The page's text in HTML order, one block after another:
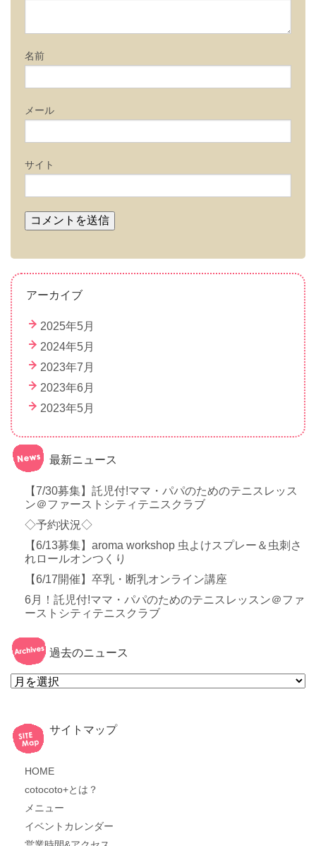
名前
メール
サイト
アーカイブ
2025年5月
2024年5月
2023年7月
2023年6月
2023年5月
最新ニュース
【7/30募集】託児付!ママ・パパのためのテニスレッス
ン＠ファーストシティテニスクラブ
◇予約状況◇
【6/13募集】aroma workshop 虫よけスプレー＆虫刺さ
れロールオンつくり
【6/17開催】卒乳・断乳オンライン講座
6月！託児付!ママ・パパのためのテニスレッスン＠ファ
ーストシティテニスクラブ
過去のニュース
過
去
ー
ス
サイトマップ
HOME
cotocoto+とは？
メニュー
イベントカレンダー